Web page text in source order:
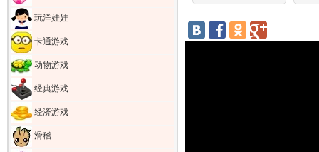
玩洋娃娃
卡通游戏
动物游戏
经典游戏
经济游戏
滑稽